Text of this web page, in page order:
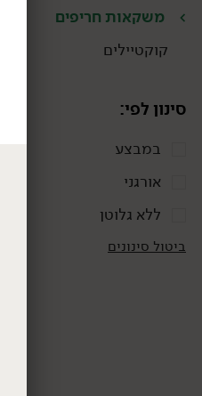
משקאות חריפים
קוקטיילים
סינון לפי:
במבצע
אורגני
ללא גלוטן
ביטול סינונים